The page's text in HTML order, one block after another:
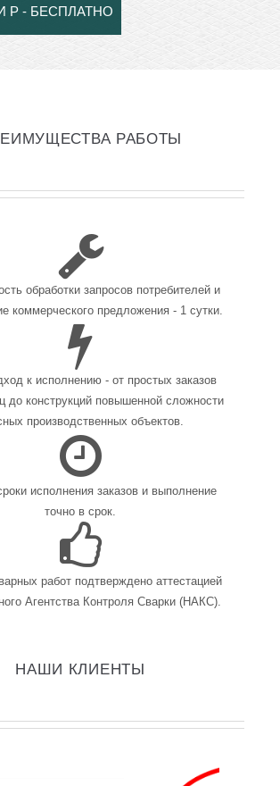
Р - БЕСПЛАТНО
РАБОТЫ
обработки запросов потребителей и
коммерческого предложения - 1 сутки.
к исполнению - от простых заказов
до конструкций повышенной сложности
производственных объектов.
исполнения заказов и выполнение
точно в срок.
работ подтверждено аттестацией
Агентства Контроля Сварки (НАКС).
НАШИ КЛИЕНТЫ